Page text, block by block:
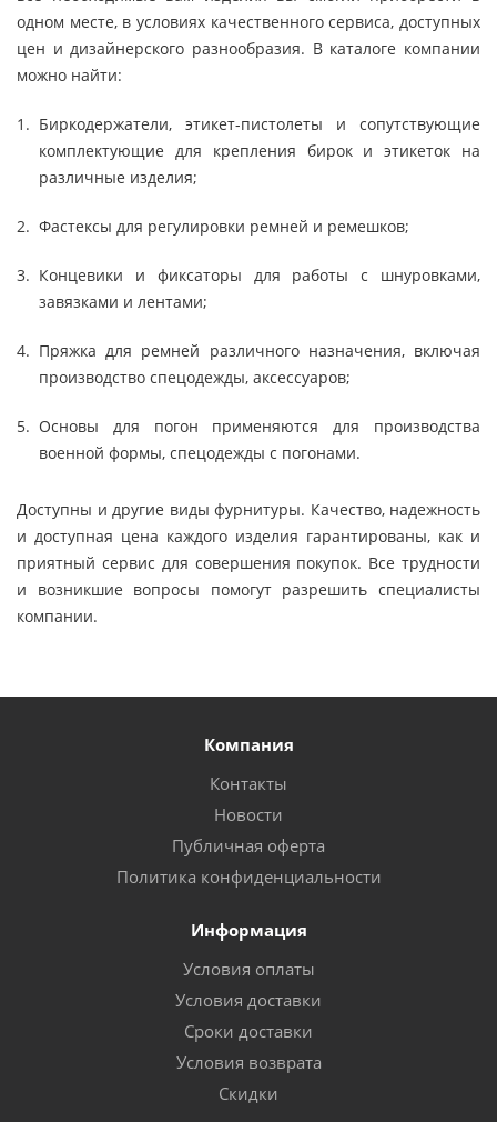
одном месте, в условиях качественного сервиса, доступных
цен и дизайнерского разнообразия. В каталоге компании
можно найти:
Биркодержатели, этикет-пистолеты и сопутствующие
комплектующие для крепления бирок и этикеток на
различные изделия;
Фастексы для регулировки ремней и ремешков;
Концевики и фиксаторы для работы с шнуровками,
завязками и лентами;
Пряжка для ремней различного назначения, включая
производство спецодежды, аксессуаров;
Основы для погон применяются для производства
военной формы, спецодежды с погонами.
Доступны и другие виды фурнитуры. Качество, надежность
и доступная цена каждого изделия гарантированы, как и
приятный сервис для совершения покупок. Все трудности
и возникшие вопросы помогут разрешить специалисты
компании.
Компания
Контакты
Новости
Публичная оферта
Политика конфиденциальности
Информация
Условия оплаты
Условия доставки
Сроки доставки
Условия возврата
Скидки